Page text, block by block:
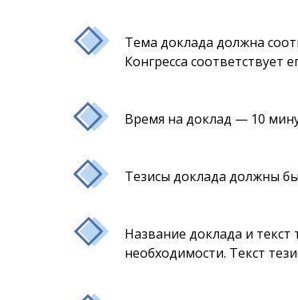
Тема доклада должна
Конгресса соответствует
Время на доклад — 10
Тезисы доклада должны
Название доклада и
необходимости. Текст